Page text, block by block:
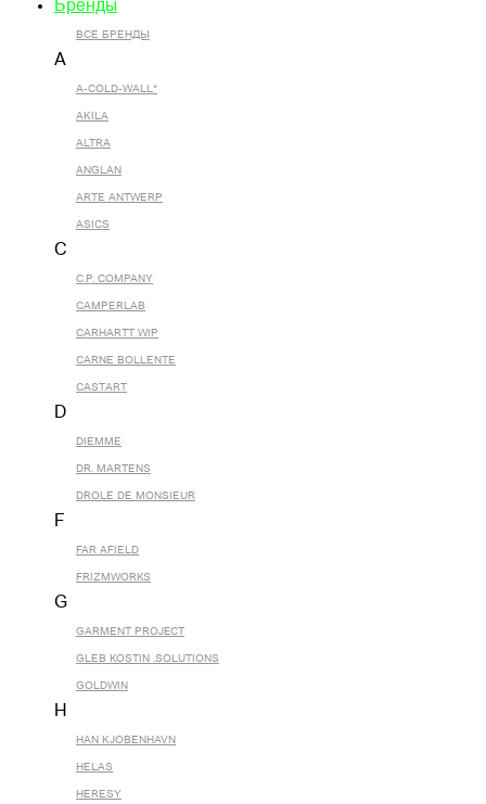
Бренды
ВСЕ БРЕНДЫ
A
A-COLD-WALL*
AKILA
ALTRA
ANGLAN
ARTE ANTWERP
ASICS
C
C.P. COMPANY
CAMPERLAB
CARHARTT WIP
CARNE BOLLENTE
CASTART
D
DIEMME
DR. MARTENS
DROLE DE MONSIEUR
F
FAR AFIELD
FRIZMWORKS
G
GARMENT PROJECT
GLEB KOSTIN .SOLUTIONS
GOLDWIN
H
HAN KJOBENHAVN
HELAS
HERESY